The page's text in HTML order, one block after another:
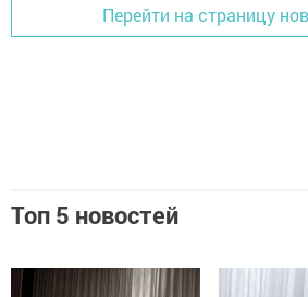
Перейти на страницу
Топ 5 новостей